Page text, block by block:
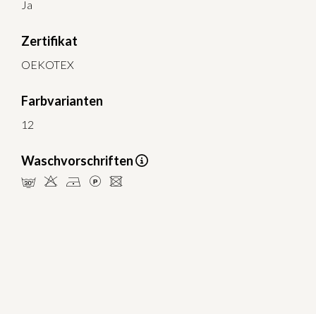
Ja
Zertifikat
OEKOTEX
Farbvarianten
12
Waschvorschriften
mHDLU